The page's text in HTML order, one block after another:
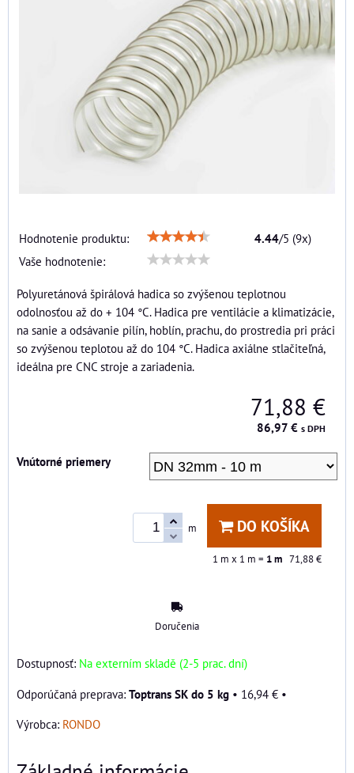
Hodnotenie produktu: 4.44/5 (9x)
Vaše hodnotenie:
Polyuretánová špirálová hadica so zvýšenou teplotnou
odolnosťou až do + 104 °C. Hadica pre ventilácie a klimatizácie,
na sanie a odsávanie pilín, hoblín, prachu, do prostredia pri práci
so zvýšenou teplotou až do 104 °C. Hadica axiálne stlačiteľná,
ideálna pre CNC stroje a zariadenia.
71,88 €
86,97 € s DPH
Vnútorné priemery
m DO KOŠÍKA
1 m x 1 m = 1m 71,88 €
Doručenia
Dostupnosť: Na externím skladě (2-5 prac. dní)
Toptrans SK do 5 kg • 16,94 € •
Výrobca: RONDO